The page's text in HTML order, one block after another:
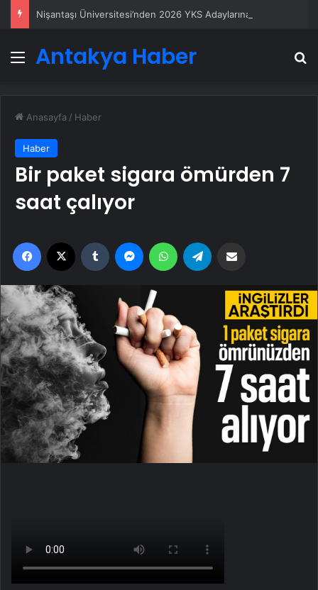
Menü
Antakya Haber
Anasayfa / Haber
Haber
Bir paket sigara ömürden 7
saat çalıyor
Facebook Tumblr MessengerWhatsApp